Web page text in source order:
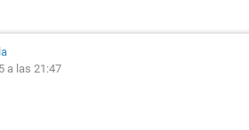
a las 21:47